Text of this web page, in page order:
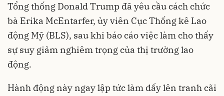
Tổng thống Donald Trump đã yêu cầu cách chức
bà Erika McEntarfer, ủy viên Cục Thống kê Lao
động Mỹ (BLS), sau khi báo cáo việc làm cho thấy
sự suy giảm nghiêm trọng của thị trường lao
động.
Hành động này ngay lập tức làm dấy lên tranh cãi